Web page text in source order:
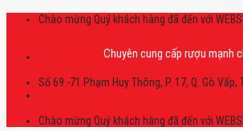
Skip
Chào mừng Quý khách hàng đã đến với
Chuyên cung cấp rượu mạnh chính
Số 69 -71 Phạm Huy Thông, P. 17, Q. Gò Vấp,
Chào mừng Quý khách hàng đã đến với